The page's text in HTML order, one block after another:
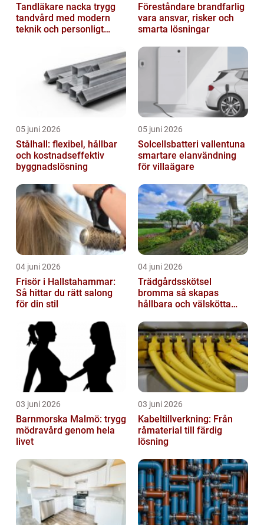
Tandläkare nacka trygg
tandvård med modern
teknik och personligt
Föreståndare brandfarlig
vara ansvar, risker och
smarta lösningar
05 juni 2026
Stålhall: flexibel, hållbar
och kostnadseffektiv
byggnadslösning
05 juni 2026
Solcellsbatteri vallentuna
smartare elanvändning
för villaägare
04 juni 2026
Frisör i Hallstahammar:
Så hittar du rätt salong
för din stil
04 juni 2026
Trädgårdsskötsel
bromma så skapas
hållbara och välskötta
03 juni 2026
Barnmorska Malmö: trygg
mödravård genom hela
livet
03 juni 2026
Kabeltillverkning: Från
råmaterial till färdig
lösning